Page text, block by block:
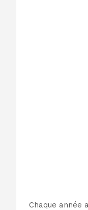
Chaque année